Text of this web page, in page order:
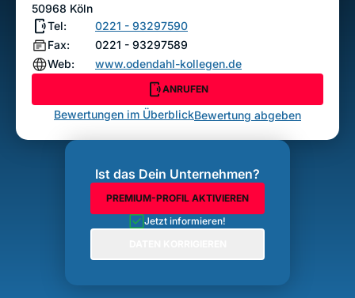
50968 Köln
Tel:
0221 - 93297590
Fax:
0221 - 93297589
Web:
www.odendahl-kollegen.de
ANRUFEN
Bewertungen im ÜberblickBewertung abgeben
Ist das Dein Unternehmen?
PREMIUM-PROFIL AKTIVIEREN
Jetzt informieren!